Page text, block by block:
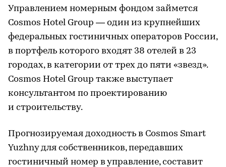
Управлением номерным фондом займется
Cosmos Hotel Group — один из крупнейших
федеральных гостиничных операторов России,
в портфель которого входят 38 отелей в 23
городах, в категории от трех до пяти «звезд».
Cosmos Hotel Group также выступает
консультантом по проектированию
и строительству.
Прогнозируемая доходность в Cosmos Smart
Yuzhny для собственников, передавших
гостиничный номер в управление, составит